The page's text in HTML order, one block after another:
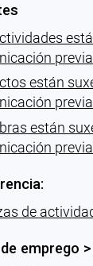
están
están
de
emprego